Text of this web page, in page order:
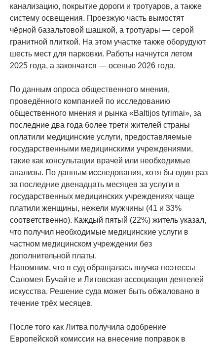
канализацию, покрытие дороги и тротуаров, а также
систему освещения. Проезжую часть вымостят
чёрной базальтовой шашкой, а тротуары — серой
гранитной плиткой. На этом участке также оборудуют
шесть мест для парковки. Работы начнутся летом
2025 года, а закончатся — осенью 2026 года.
По данным опроса общественного мнения,
проведённого компанией по исследованию
общественного мнения и рынка «Baltijos tyrimai», за
последние два года более трети жителей страны
оплатили медицинские услуги, предоставляемые
государственными медицинскими учреждениями,
такие как консультации врачей или необходимые
анализы. По данным исследования, хотя бы один раз
за последние двенадцать месяцев за услуги в
государственных медицинских учреждениях чаще
платили женщины, нежели мужчины (41 и 33%
соответственно). Каждый пятый (22%) житель указал,
что получил необходимые медицинские услуги в
частном медицинском учреждении без
дополнительной платы.
Напомним, что в суд обращалась внучка поэтессы
Саломея Бучайте и Литовская ассоциация деятелей
искусства. Решение суда может быть обжаловано в
течение трёх месяцев.
После того как Литва получила одобрение
Европейской комиссии на внесение поправок в